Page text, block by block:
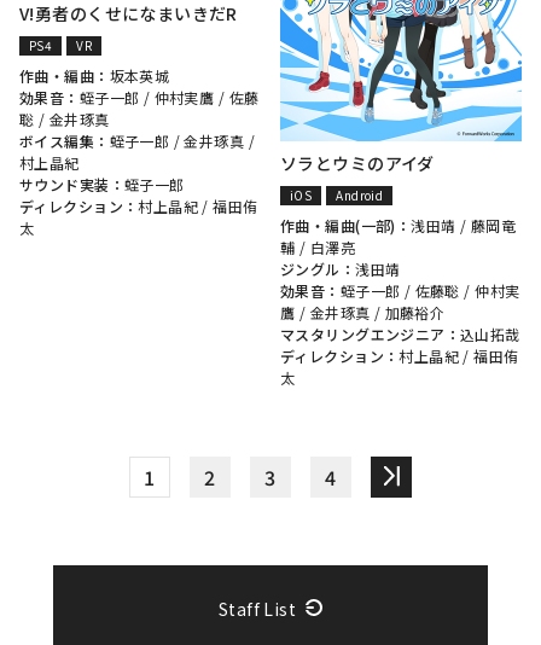
V!勇者のくせになまいきだR
PS4 VR
作曲・編曲： 坂本英城
効果音： 蛭子一郎 / 仲村実鷹 / 佐藤
聡 / 金井琢真
ボイス編集： 蛭子一郎 /金井琢真 /
村上晶紀
サウンド実装： 蛭子一郎
ディレクション：村上晶紀 /福田侑
太
ソラとウミのアイダ
iOS Android
作曲・編曲(一部)：浅田靖 / 藤岡竜
輔 / 白澤亮
ジングル：浅田靖
効果音： 蛭子一郎 / 佐藤聡 /仲村実
鷹 / 金井琢真 / 加藤裕介
マスタリングエンジニア：込山拓哉
ディレクション：村上晶紀 /福田侑
太
1 2 3 4
Staff List